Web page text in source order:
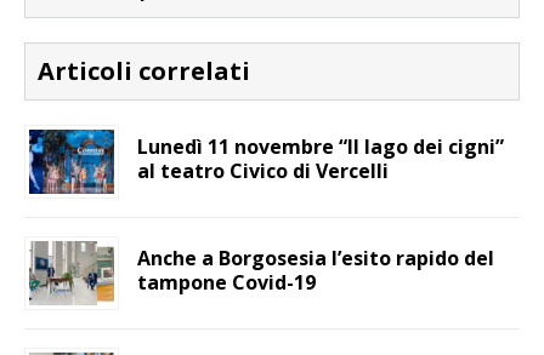
Articoli correlati
Lunedì 11 novembre “Il lago dei cigni”
al teatro Civico di Vercelli
Anche a Borgosesia l’esito rapido del
tampone Covid-19